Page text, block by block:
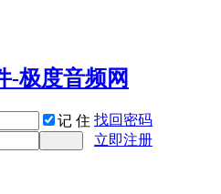
记 住 找回密码
立即注册